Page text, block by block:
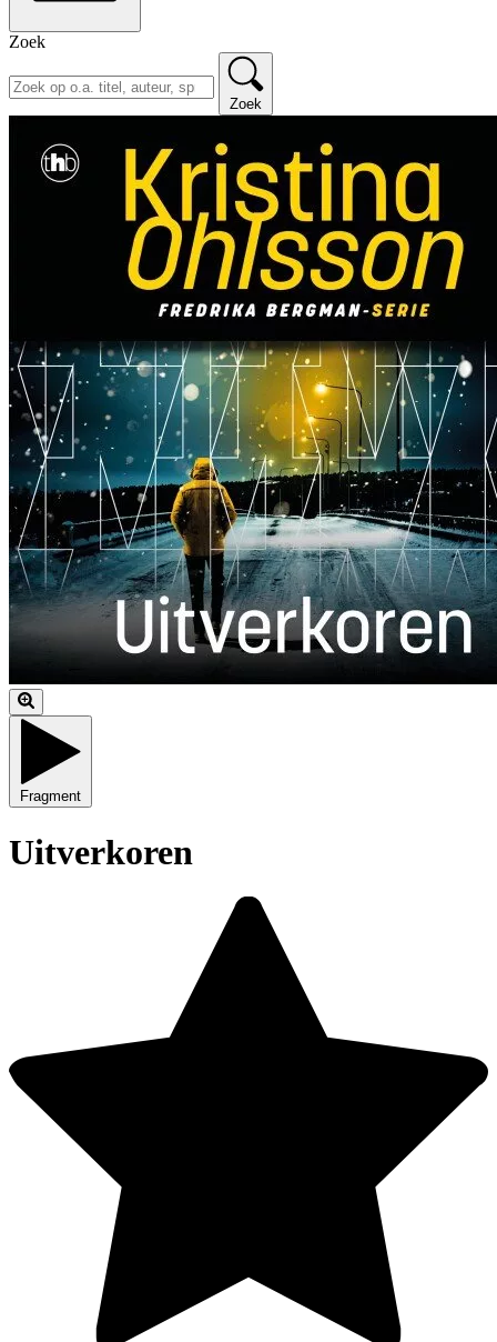
Zoek
Zoek
Fragment
Uitverkoren